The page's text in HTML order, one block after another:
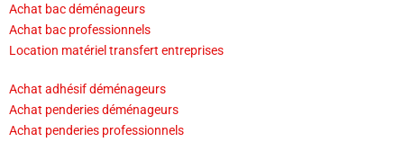
Achat bac déménageurs
Achat bac professionnels
Location matériel transfert entreprises
Achat adhésif déménageurs
Achat penderies déménageurs
Achat penderies professionnels